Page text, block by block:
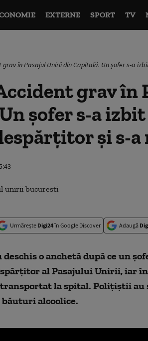
EXTERNE SPORT TV
grav în Pasajul Unirii din Capitală. Un șofer s-a
grav în
șofer s-a
și s-
Urmărește Digi24în Google Discover Adaugă
o anchetă după ce un
al Pasajului Unirii, iar
la spital. Poliţiştii au
băuturi alcoolice.